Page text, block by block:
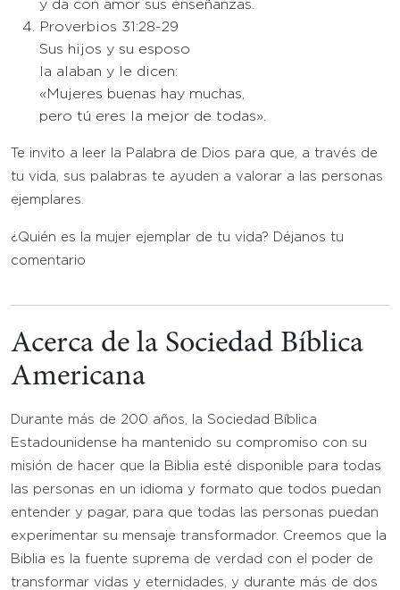
y da con amor sus enseñanzas.
Proverbios 31:28-29
Sus hijos y su esposo
la alaban y le dicen:
«Mujeres buenas hay muchas,
pero tú eres la mejor de todas».
Te invito a leer la Palabra de Dios para que, a través de
tu vida, sus palabras te ayuden a valorar a las personas
ejemplares.
¿Quién es la mujer ejemplar de tu vida? Déjanos tu
comentario
Acerca de la Sociedad Bíblica
Americana
Durante más de 200 años, la Sociedad Bíblica
Estadounidense ha mantenido su compromiso con su
misión de hacer que la Biblia esté disponible para todas
las personas en un idioma y formato que todos puedan
entender y pagar, para que todas las personas puedan
experimentar su mensaje transformador. Creemos que la
Biblia es la fuente suprema de verdad con el poder de
transformar vidas y eternidades, y durante más de dos